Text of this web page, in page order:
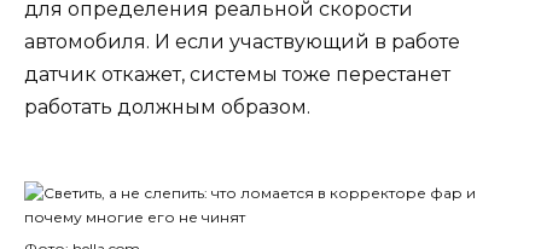
для определения реальной скорости
автомобиля. И если участвующий в работе
датчик откажет, системы тоже перестанет
работать должным образом.